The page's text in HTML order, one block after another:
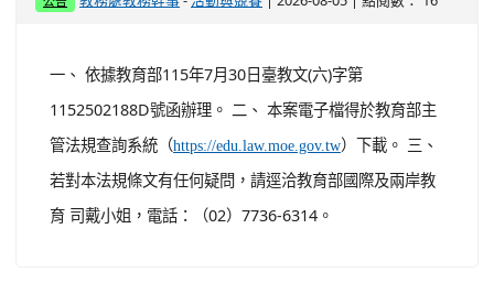
二、 為協助參與教師掌握數位工具，以提升數位教學品質
計畫」績效指標，115年培訓編制內教師人數(含校長)達總
數5%(本局115年8月3日桃教資字第1150072406號函)，爰
辦理旨揭研習課程，相關訊息摘錄如下： (一) 研習名稱：
B3數位教學指引培力工作坊。 (二) 日期及時間：115年10
月7日（星期三）下午1時...
觀看完整文章